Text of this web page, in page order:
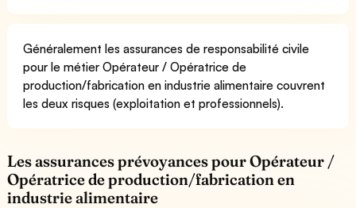
Généralement les assurances de responsabilité civile
pour le métier Opérateur / Opératrice de
production/fabrication en industrie alimentaire couvrent
les deux risques (exploitation et professionnels).
Les assurances prévoyances pour Opérateur /
Opératrice de production/fabrication en
industrie alimentaire